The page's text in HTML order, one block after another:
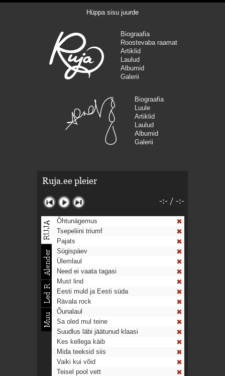
Hüppa sisu juurde
Biograafia
Roostevaba raamat
Artiklid
Laulud
Albumid
Galerii
Biograafia
Luule
Artiklid
Laulud
Albumid
Galerii
Ruja.ee pleier
-:- / -:-
Õhtunägemus
Tsepeliini triumf
Pajats
Sügispäev
Ülemlaul
Need ei vaata tagasi
Must lind
Eesti muld ja Eesti süda
Rävala rock
Õunalaul
Sa oled mul teine
Suudlus läbi jäätunud klaasi
Kes kellega käib
Mida teeksid siis
Vaiki kui võid
Teisel pool vett